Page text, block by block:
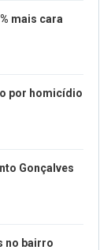
mais cara
por homicídio
Gonçalves
no bairro